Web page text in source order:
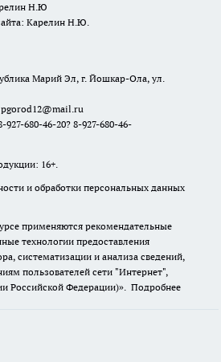
Н.Ю
Карелин Н.Ю.
Марий Эл, г. Йошкар-Ола, ул.
pgorod12@mail.ru
680-46-20? 8-927-680-46-
16+.
и обработки персональных данных
применяются рекомендательные
технологии предоставления
систематизации и анализа сведений,
пользователей сети "Интернет",
Российской Федерации)». Подробнее